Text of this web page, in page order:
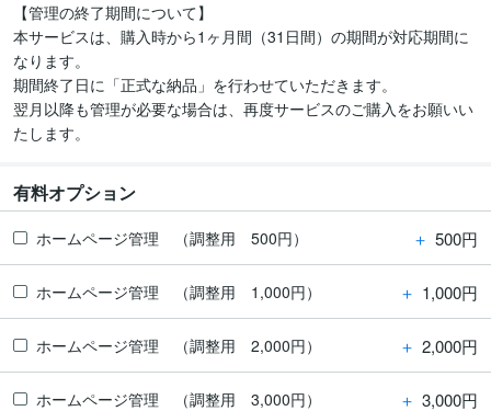
【管理の終了期間について】
本サービスは、購入時から1ヶ月間（31日間）の期間が対応期間に
なります。
期間終了日に「正式な納品」を行わせていただきます。
翌月以降も管理が必要な場合は、再度サービスのご購入をお願いい
たします。
有料オプション
ホームページ管理 （調整用 500円） ＋ 500円
ホームページ管理 （調整用 1,000円） ＋ 1,000円
ホームページ管理 （調整用 2,000円） ＋ 2,000円
ホームページ管理 （調整用 3,000円） ＋ 3,000円